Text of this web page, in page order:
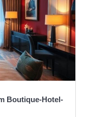
Boutique-Hotel-